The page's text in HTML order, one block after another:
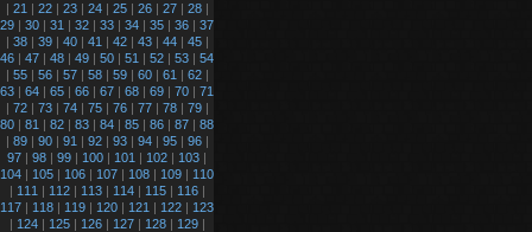
| 21 | 22| 23| 24| 25| 26| 27| 28|
29 | 30 | 31 | 32 | 33 | 34 | 35 | 36 | 37
| 38| 39| 40| 41 | 42| 43| 44| 45|
46 | 47 | 48 | 49 | 50 | 51 | 52 | 53 | 54
| 55| 56| 57| 58| 59| 60| 61 | 62|
63 | 64 | 65 | 66 | 67 | 68 | 69 | 70 | 71
| 72| 73| 74| 75| 76| 77| 78| 79|
80 | 81 | 82 | 83 | 84 | 85 | 86 | 87 | 88
| 89| 90| 91 | 92| 93| 94| 95| 96|
97 | 98 | 99 | 100 | 101 | 102 | 103 |
104 | 105 | 106 | 107 | 108 | 109 | 110
| 111 | 112| 113| 114| 115| 116|
117 | 118 | 119 | 120 | 121 | 122 | 123
| 124| 125| 126| 127| 128| 129|